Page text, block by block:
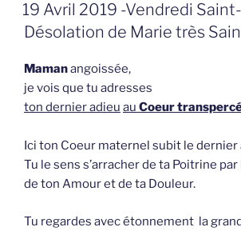
GEPLAATST
OP
19 Avril 2019 -Vendredi
Désolation de Marie très
Mamanangoissée,
je vois que tu adresses
ton dernier adieu au Coeur
Ici ton Coeur maternel subit le dernier
Tu le sens s’arracher de ta Poitrine
de ton Amour et de ta Douleur.
Tu regardes avec étonnement la